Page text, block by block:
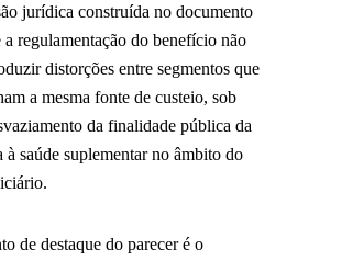
jurídica construída no documento
a regulamentação do benefício não
distorções entre segmentos que
a mesma fonte de custeio, sob
da finalidade pública da
à saúde suplementar no âmbito do
de destaque do parecer é o